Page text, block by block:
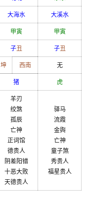
大海水 大溪水
甲寅 甲寅
子丑 子丑
坤 西南 无
猪 虎
羊刃
绞煞
孤辰
亡神
正词馆
德贵人
阴差阳错
十恶大败
天德贵人
驿马
流霞
金舆
亡神
童子煞
秀贵人
福星贵人